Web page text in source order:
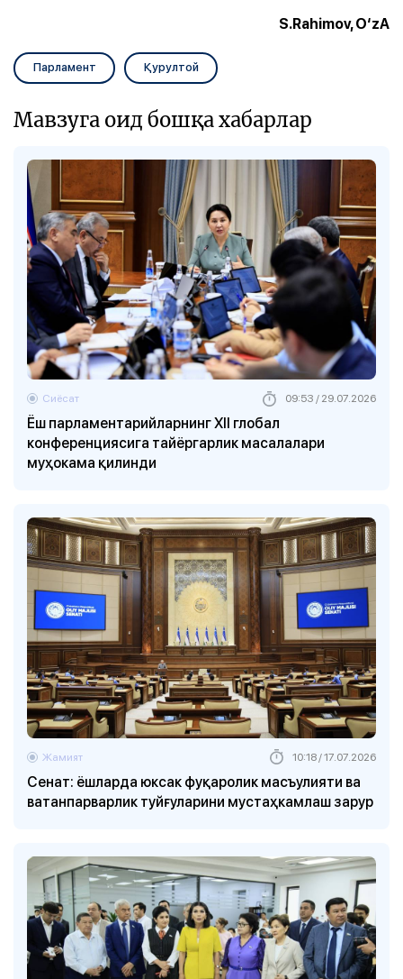
S.Rahimov, O‘zA
Парламент Қурултой
Мавзуга оид бошқа хабарлар
Ёш парламентарийларнинг XII глобал
конференциясига тайёргарлик масалалари
муҳокама қилинди
Сиёсат 09:53 / 29.07.2026
Сенат: ёшларда юксак фуқаролик масъулияти ва
ватанпарварлик туйғуларини мустаҳкамлаш зарур
Жамият 10:18 / 17.07.2026